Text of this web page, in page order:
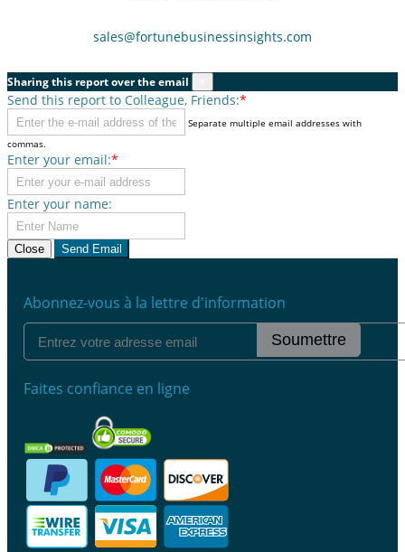
sales@fortunebusinessinsights.com
Sharing this report over the email
Send this report to Colleague, Friends:*
Separate multiple email addresses with
commas.
Enter your email:*
Enter your name:
Close Send Email
Abonnez-vous à la lettre d'information
Soumettre
Faites confiance en ligne